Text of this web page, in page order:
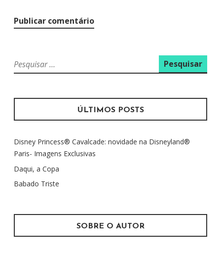
P
e
q
i
a
r
p
o
ÚLTIMOS POSTS
Disney Princess® Cavalcade: novidade na Disneyland®
Paris- Imagens Exclusivas
Daqui, a Copa
Babado Triste
SOBRE O AUTOR